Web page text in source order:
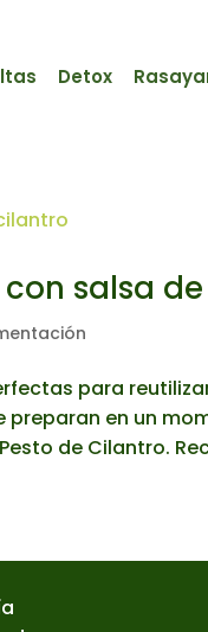
Detox
salsa
para
en un
de Cilantro.